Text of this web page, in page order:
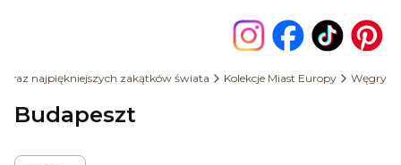
oraz najpiękniejszych zakątków świata Kolekcje Miast Europy Węgry
Budapeszt